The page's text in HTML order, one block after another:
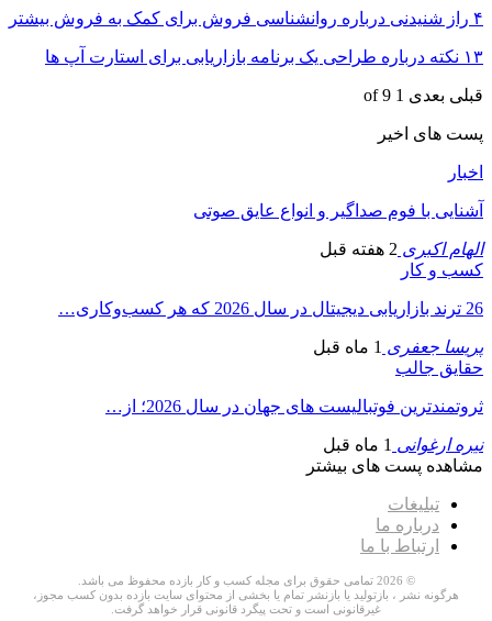
۴ راز شنیدنی درباره روانشناسی فروش برای کمک به فروش بیشتر
۱۳ نکته درباره طراحی یک برنامه بازاریابی برای استارت آپ ها
قبلی بعدی 1 of 9
پست های اخیر
اخبار
آشنایی با فوم صداگیر و انواع عایق صوتی
الهام اکبری 2 هفته قبل
کسب و کار
26 ترند بازاریابی دیجیتال در سال 2026 که هر کسب‌وکاری…
پریسا جعفری 1 ماه قبل
حقایق جالب
ثروتمندترین فوتبالیست های جهان در سال 2026؛ از…
نیره ارغوانی 1 ماه قبل
مشاهده پست های بیشتر
تبلیغات
درباره ما
ارتباط با ما
© 2026 تمامی حقوق برای مجله کسب و کار بازده محفوظ می باشد.
هرگونه نشر ، بازتولید یا بازنشر تمام یا بخشی از محتوای سایت بازده بدون کسب مجوز،
غیرقانونی است و تحت پیگرد قانونی قرار خواهد گرفت.